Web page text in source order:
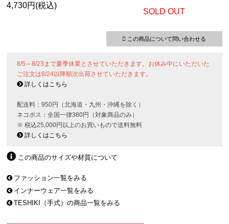
4,730円(税込)
SOLD OUT
この商品について問い合わせる
8/5～8/23まで夏季休業とさせていただきます。お休み中にいただいた
ご注文は8/24以降順次出荷させていただきます。
詳しくはこちら
配送料：950円（北海道・九州・沖縄を除く）
ネコポス：全国一律380円（対象商品のみ）
※ 税込25,000円以上のお買いもので送料無料
詳しくはこちら
この商品のサイズや材質について
ファッション一覧をみる
インナーウェア一覧をみる
TESHIKI（手式）の商品一覧をみる